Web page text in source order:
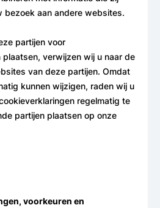
bezoek aan andere websites.
partijen voor
verwijzen wij u naar de
van deze partijen. Omdat
kunnen wijzigen, raden wij u
regelmatig te
partijen plaatsen op onze
voorkeuren en